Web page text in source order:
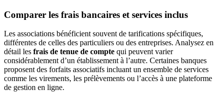
Comparer les frais bancaires et services inclus
Les associations bénéficient souvent de tarifications spécifiques,
différentes de celles des particuliers ou des entreprises. Analysez en
détail les frais de tenue de compte qui peuvent varier
considérablement d’un établissement à l’autre. Certaines banques
proposent des forfaits associatifs incluant un ensemble de services
comme les virements, les prélèvements ou l’accès à une plateforme
de gestion en ligne.